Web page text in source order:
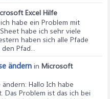
Excel Hilfe
habe ein Problem mit
habe ich sehr viele
haben sich alle Pfade
Pfad...
ändern in Microsoft
ändern: Hallo Ich habe
Problem ist das ich bei